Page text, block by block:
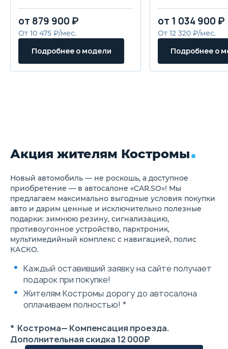
Противотуманные фары с
дополнительной подсветкой
в поворотах
Дополнительный стоп-
сигнал
Светодиодные дневные
ходовые огни (LED DRL)
зеркал заднего вида и
повторители указателя
Функция "Эскорт" (Задержка
выключения фар при
закрывании замков)
Легкосплавные диски 17" с
шинами 235/65 R17
Мультифункциональное
рулевое колесо
Задние датчики парковки
Круиз-контроль
Аудиосистема с
радио/CD/MP3, USB и AUX-
входы
6 динамиков
Раздельный климат-
контроль с системой
ионизации воздуха
колонки по высоте и вылету
Адаптивные спортивные
амортизаторы переменной
от 879 900 ₽
От 10 475 ₽/мес.
Подробнее о модели
от 1 034 900 ₽
От 12 320 ₽/мес.
Подробнее о
Акция жителям Костромы
Новый автомобиль — не роскошь, а доступное
приобретение — в автосалоне «CAR.SO»! Мы
предлагаем максимально выгодные условия покупки
авто и дарим ценные и исключительно полезные
подарки: зимнюю резину, сигнализацию,
противоугонное устройство, парктроник,
мультимедийный комплекс с навигацией, полис
КАСКО.
Каждый оставивший заявку на сайте получает
подарок при покупке!
Жителям Костромы дорогу до автосалона
оплачиваем полностью! *
* Кострома— Компенсация проезда.
Дополнительная скидка 12 000₽